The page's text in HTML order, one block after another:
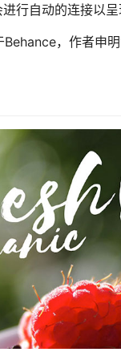
行自动的连接以呈
，作者申